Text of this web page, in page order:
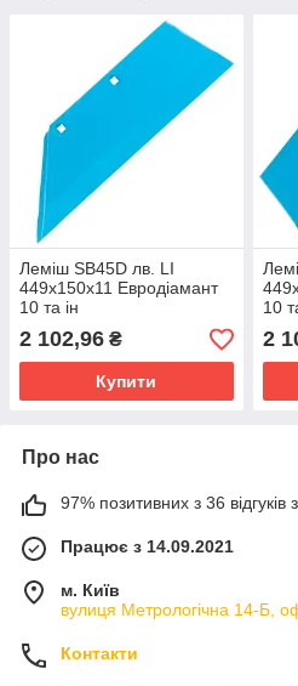
Леміш SB45D лв. LI
449x150x11 Евродіамант
10 та ін
2 102,96 ₴
Купити
10
2
Про нас
97% позитивних з 36 відгуків
Працює з 14.09.2021
м. Київ
вулиця Метрологічна 14-Б,
Контакти